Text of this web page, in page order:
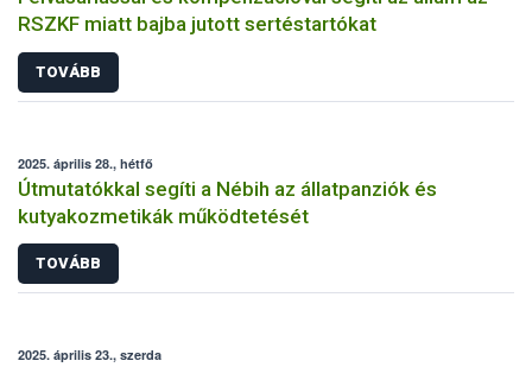
RSZKF miatt bajba jutott sertéstartókat
TOVÁBB
2025. április 28., hétfő
Útmutatókkal segíti a Nébih az állatpanziók és
kutyakozmetikák működtetését
TOVÁBB
2025. április 23., szerda